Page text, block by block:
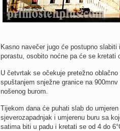
Kasno navečer jugo će postupno
porastu, osobito noćne pa će se kretati
U četvrtak se očekuje pretežno
spuštanjem snježne granice na
nošenog burom.
Tijekom dana će puhati slab do
sjeverozapadnjak i umjerenu buru sa
satima biti u padu i kretati se od 4 do